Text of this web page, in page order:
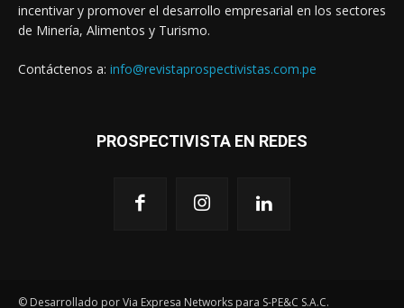
incentivar y promover el desarrollo empresarial en los sectores
de Minería, Alimentos y Turismo.
Contáctenos a: info@revistaprospectivistas.com.pe
PROSPECTIVISTA EN REDES
© Desarrollado por Via Expresa Networks para S-PE&C S.A.C.